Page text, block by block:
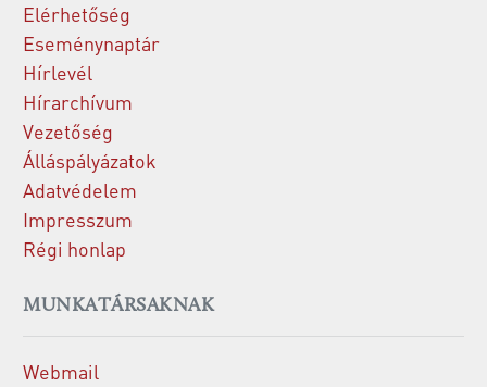
Elérhetőség
Eseménynaptár
Hírlevél
Hírarchívum
Vezetőség
Álláspályázatok
Adatvédelem
Impresszum
Régi honlap
MUNKATÁRSAKNAK
Webmail